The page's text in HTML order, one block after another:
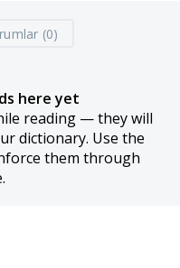
(0)
here yet
reading — they will
dictionary. Use the
them through